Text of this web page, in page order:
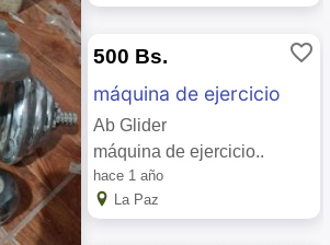
500 Bs. favorite_border
máquina de ejercicio
Ab Glider
máquina de ejercicio..
hace 1 año
La Paz